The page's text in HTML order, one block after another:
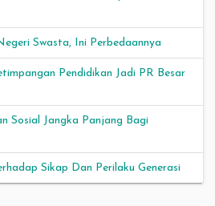
Swasta, Ini Perbedaannya
Pendidikan Jadi PR Besar
Sosial Jangka Panjang Bagi
Sikap Dan Perilaku Generasi